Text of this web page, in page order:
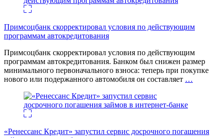
Примсоцбанк скорректировал условия по действующим
программам автокредитования
Примсоцбанк скорректировал условия по действующим
программам автокредитования. Банком был снижен размер
минимального первоначального взноса: теперь при покупке
нового или подержанного автомобиля он составляет …
«Ренессанс Кредит» запустил сервис досрочного погашения